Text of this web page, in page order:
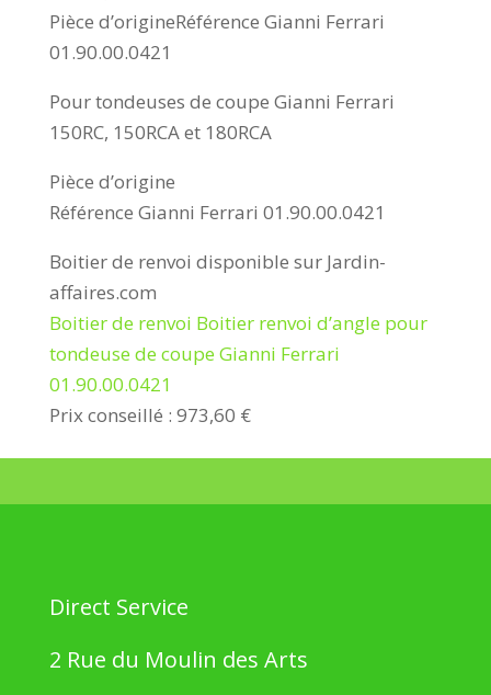
Pièce d’origineRéférence Gianni Ferrari
01.90.00.0421
Pour tondeuses de coupe Gianni Ferrari
150RC, 150RCA et 180RCA
Pièce d’origine
Référence Gianni Ferrari 01.90.00.0421
Boitier de renvoi disponible sur Jardin-
affaires.com
Boitier de renvoi Boitier renvoi d’angle pour
tondeuse de coupe Gianni Ferrari
01.90.00.0421
Prix conseillé : 973,60 €
Direct Service
2 Rue du Moulin des Arts